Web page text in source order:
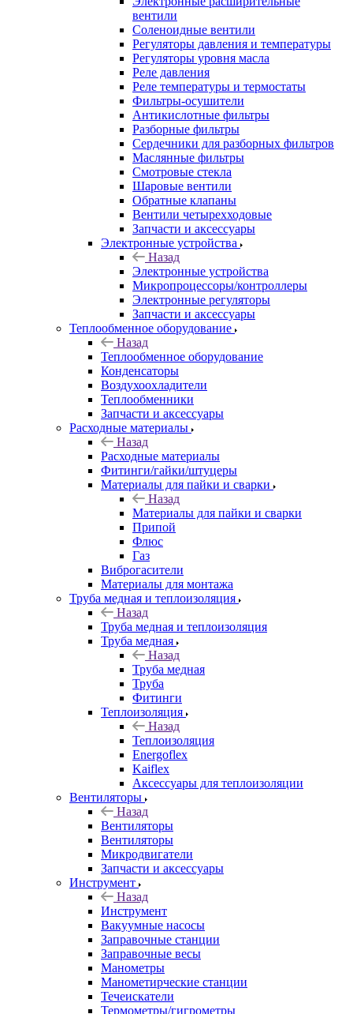
вентили
Соленоидные вентили
Регуляторы давления и температуры
Регуляторы уровня масла
Реле давления
Реле температуры и термостаты
Фильтры-осушители
Антикислотные фильтры
Разборные фильтры
Сердечники для разборных фильтров
Маслянные фильтры
Смотровые стекла
Шаровые вентили
Обратные клапаны
Вентили четырехходовые
Запчасти и аксессуары
Электронные устройства
Назад
Электронные устройства
Микропроцессоры/контроллеры
Электронные регуляторы
Запчасти и аксессуары
Теплообменное оборудование
Назад
Теплообменное оборудование
Конденсаторы
Воздухоохладители
Теплообменники
Запчасти и аксессуары
Расходные материалы
Назад
Расходные материалы
Фитинги/гайки/штуцеры
Материалы для пайки и сварки
Назад
Материалы для пайки и сварки
Припой
Флюс
Газ
Виброгасители
Материалы для монтажа
Труба медная и теплоизоляция
Назад
Труба медная и теплоизоляция
Труба медная
Назад
Труба медная
Труба
Фитинги
Теплоизоляция
Назад
Теплоизоляция
Energoflex
Kaiflex
Аксессуары для теплоизоляции
Вентиляторы
Назад
Вентиляторы
Вентиляторы
Микродвигатели
Запчасти и аксессуары
Инструмент
Назад
Инструмент
Вакуумные насосы
Заправочные станции
Заправочные весы
Манометры
Манометирческие станции
Течеискатели
Термометры/гигрометры